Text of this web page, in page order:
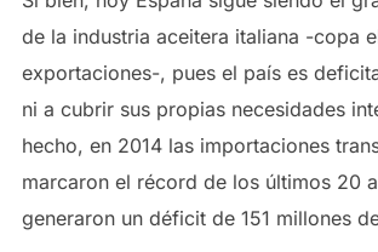
de la industria aceitera italiana -copa
exportaciones-, pues el país es
ni a cubrir sus propias necesidades
hecho, en 2014 las importaciones
marcaron el récord de los últimos 20
generaron un déficit de 151 millones